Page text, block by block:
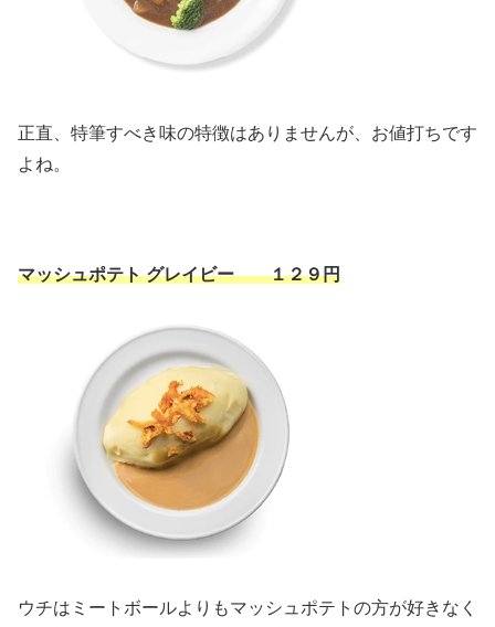
正直、特筆すべき味の特徴はありませんが、お値打ちです
よね。
マッシュポテト グレイビー １２９円
ウチはミートボールよりもマッシュポテトの方が好きなく